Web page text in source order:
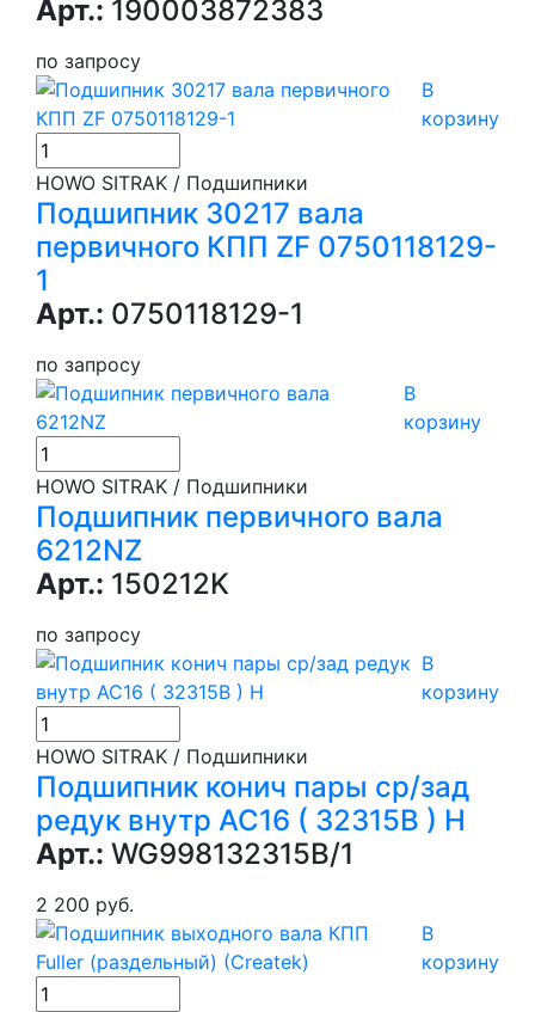
Арт.: 190003872383
по запросу
В
корзину
HOWO SITRAK / Подшипники
Подшипник 30217 вала
первичного КПП ZF 0750118129-
1
Арт.: 0750118129-1
по запросу
В
корзину
HOWO SITRAK / Подшипники
Подшипник первичного вала
6212NZ
Арт.: 150212K
по запросу
В
корзину
HOWO SITRAK / Подшипники
Подшипник конич пары ср/зад
редук внутр АС16 ( 32315В ) H
Арт.: WG998132315В/1
2 200 руб.
В
корзину